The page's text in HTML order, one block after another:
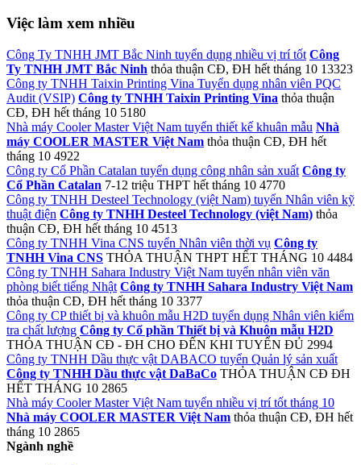
Việc làm xem nhiều
Công Ty TNHH JMT Bắc Ninh tuyển dụng nhiều vị trí tốt Công
Ty TNHH JMT Bắc Ninh thỏa thuận CĐ, ĐH hết tháng 10 13323
Công ty TNHH Taixin Printing Vina Tuyển dụng nhân viên PQC
Audit (VSIP) Công ty TNHH Taixin Printing Vina thỏa thuận
CĐ, ĐH hết tháng 10 5180
Nhà máy Cooler Master Việt Nam tuyển thiết kế khuân mẫu Nhà
máy COOLER MASTER Việt Nam thỏa thuận CĐ, ĐH hết
tháng 10 4922
Công ty Cổ Phần Catalan tuyển dụng công nhân sản xuất Công ty
Cổ Phần Catalan 7-12 triệu THPT hết tháng 10 4770
Công ty TNHH Desteel Technology (việt Nam) tuyển Nhân viên kỹ
thuật điện Công ty TNHH Desteel Technology (việt Nam) thỏa
thuận CĐ, ĐH hết tháng 10 4513
Công ty TNHH Vina CNS tuyển Nhân viên thời vụ Công ty
TNHH Vina CNS THỎA THUẬN THPT HẾT THÁNG 10 4484
Công ty TNHH Sahara Industry Việt Nam tuyển nhân viên văn
phòng biết tiếng Nhật Công ty TNHH Sahara Industry Việt Nam
thỏa thuận CĐ, ĐH hết tháng 10 3377
Công ty CP thiết bị và khuôn mẫu H2D tuyển dụng Nhân viên kiểm
tra chất lượng Công ty Cổ phần Thiết bị và Khuôn mẫu H2D
THỎA THUẬN CĐ - ĐH CHO ĐẾN KHI TUYỂN ĐỦ 2994
Công ty TNHH Dầu thực vật DABACO tuyển Quản lý sản xuất
Công ty TNHH Dầu thực vật DaBaCo THỎA THUẬN CĐ ĐH
HẾT THÁNG 10 2865
Nhà máy Cooler Master Việt Nam tuyển nhiều vị trí tốt tháng 10
Nhà máy COOLER MASTER Việt Nam thỏa thuận CĐ, ĐH hết
tháng 10 2865
Ngành nghề